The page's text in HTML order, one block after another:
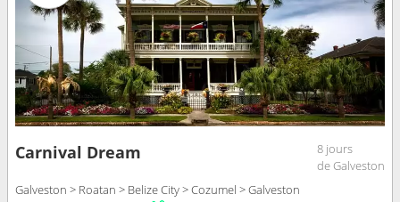
Carnival Dream
8 jours
de Galveston
Galveston > Roatan > Belize City > Cozumel > Galveston